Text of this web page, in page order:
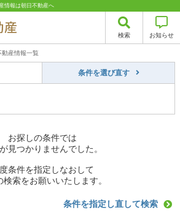
情報は朝日不動産へ
検索 お知らせ
動産情報一覧
条件を選び直す
お探しの条件では
見つかりませんでした。
条件を指定しなおして
検索をお願いいたします。
条件を指定し直して検索